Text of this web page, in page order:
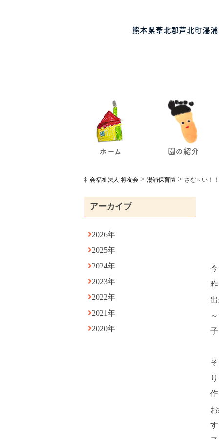
熊本県葦北郡芦北町湯
ホーム 園の紹介
社会福祉法人 将友会 > 湯浦保育園 > さむ～い！
アーカイブ
2026年
2025年
2024年
2023年
2022年
2021年
2020年